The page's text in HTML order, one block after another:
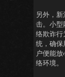
另外，
击。小
络欺诈
统，确
户便能
络环境。